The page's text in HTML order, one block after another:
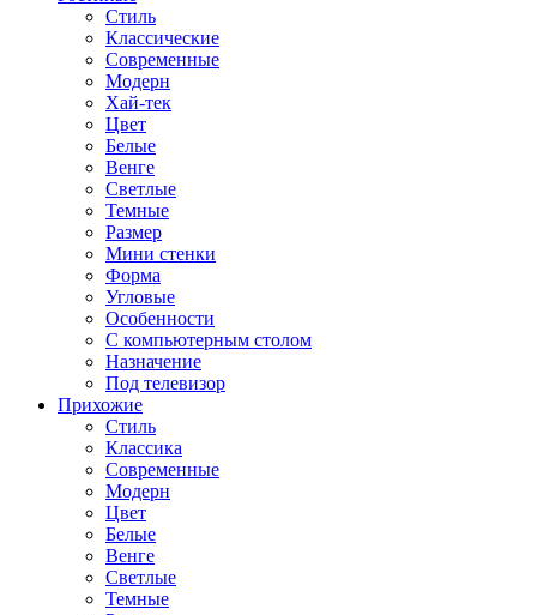
Стиль
Классические
Современные
Модерн
Хай-тек
Цвет
Белые
Венге
Светлые
Темные
Размер
Мини стенки
Форма
Угловые
Особенности
С компьютерным столом
Назначение
Под телевизор
Прихожие
Стиль
Классика
Современные
Модерн
Цвет
Белые
Венге
Светлые
Темные